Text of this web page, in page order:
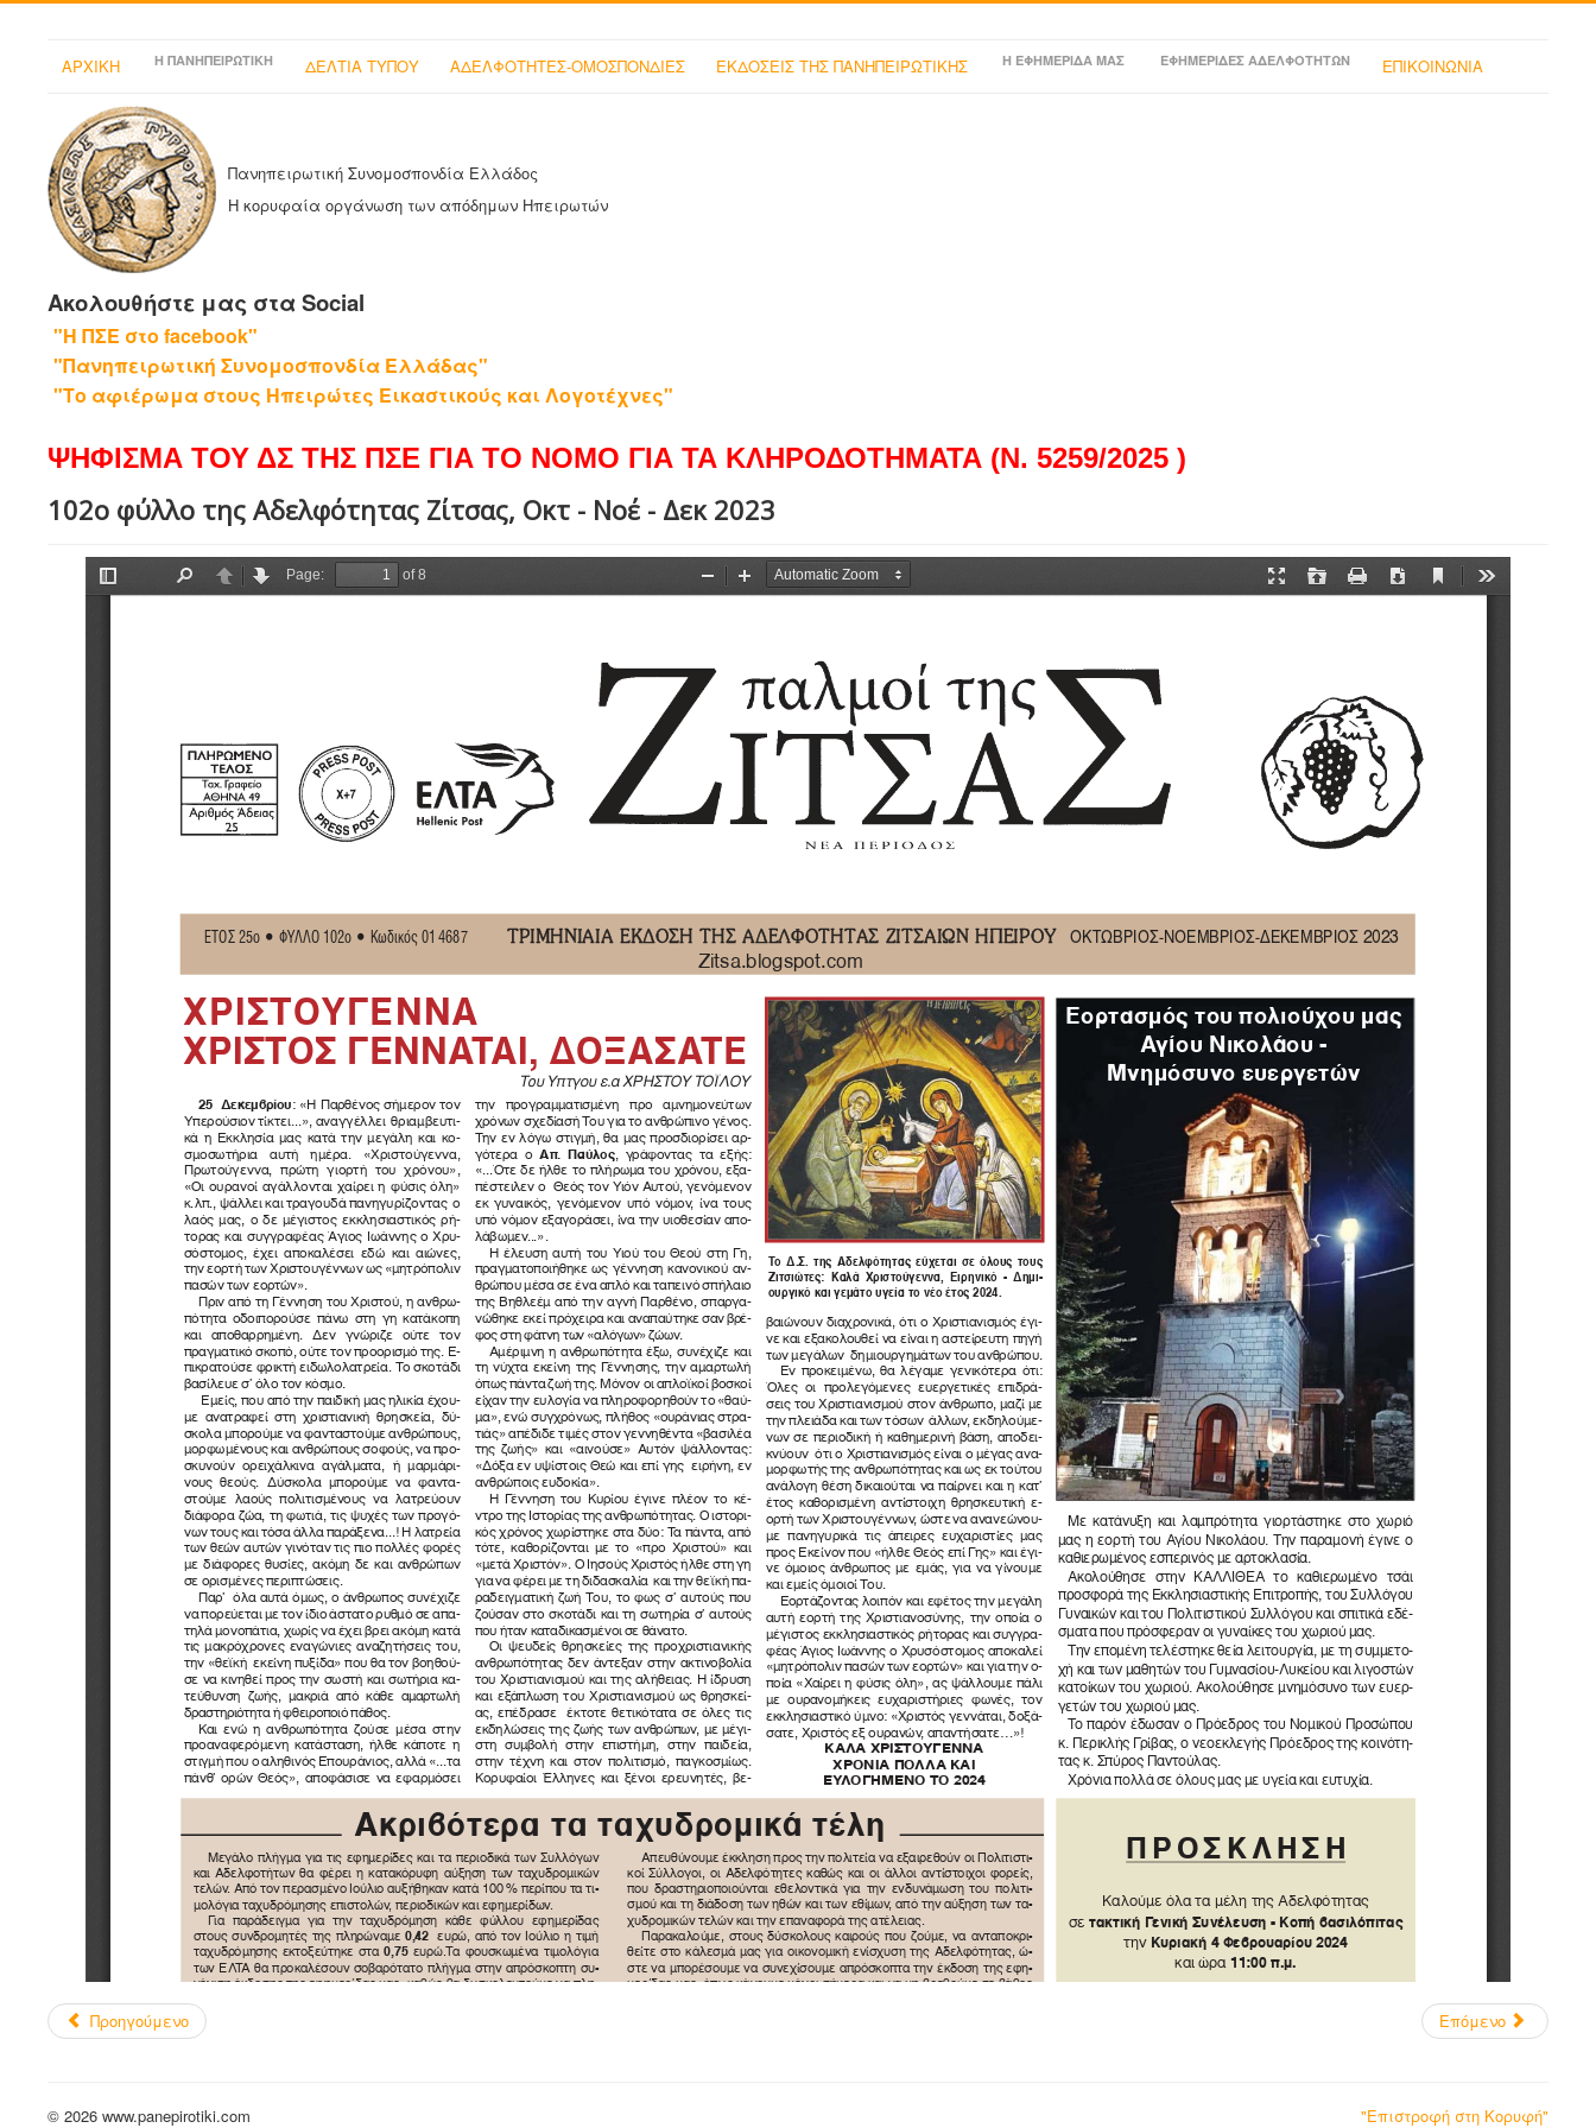
ΑΡΧΙΚΗ Η ΠΑΝΗΠΕΙΡΩΤΙΚΗ ΔΕΛΤΙΑ ΤΥΠΟΥ ΑΔΕΛΦΟΤΗΤΕΣ-ΟΜΟΣΠΟΝΔΙΕΣ ΕΚΔΟΣΕΙΣ ΤΗΣ ΠΑΝΗΠΕΙΡΩΤΙΚΗΣ Η ΕΦΗΜΕΡΙΔΑ ΜΑΣ ΕΦΗΜΕΡΙΔΕΣ ΑΔΕΛΦΟΤΗΤΩΝ ΕΠΙΚΟΙΝΩΝΙΑ
Πανηπειρωτική Συνομοσπονδία Ελλάδος
Η κορυφαία οργάνωση των απόδημων Ηπειρωτών
Ακολουθήστε μας στα Social
"Η ΠΣΕ στο facebook"
"Πανηπειρωτική Συνομοσπονδία Ελλάδας"
"Το αφιέρωμα στους Ηπειρώτες Εικαστικούς και Λογοτέχνες"
ΨΗΦΙΣΜΑ ΤΟΥ ΔΣ ΤΗΣ ΠΣΕ ΓΙΑ ΤΟ ΝΟΜΟ ΓΙΑ ΤΑ ΚΛΗΡΟΔΟΤΗΜΑΤΑ (Ν. 5259/2025 )
102ο φύλλο της Αδελφότητας Ζίτσας, Οκτ - Νοέ - Δεκ 2023
Προηγούμενο Επόμενο
"Επιστροφή στη Κορυφή"
© 2026 www.panepirotiki.com